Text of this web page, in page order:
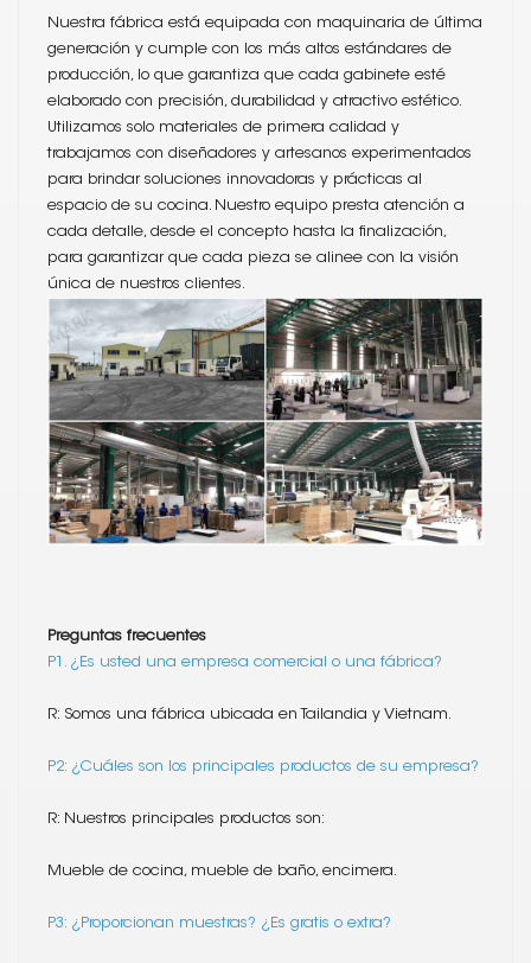
Nuestra fábrica está equipada con maquinaria de última
generación y cumple con los más altos estándares de
producción, lo que garantiza que cada gabinete esté
elaborado con precisión, durabilidad y atractivo estético.
Utilizamos solo materiales de primera calidad y
trabajamos con diseñadores y artesanos experimentados
para brindar soluciones innovadoras y prácticas al
espacio de su cocina. Nuestro equipo presta atención a
cada detalle, desde el concepto hasta la finalización,
para garantizar que cada pieza se alinee con la visión
única de nuestros clientes.
Preguntas frecuentes
P1. ¿Es usted una empresa comercial o una fábrica?
R: Somos una fábrica ubicada en Tailandia y Vietnam.
P2: ¿Cuáles son los principales productos de su empresa?
R: Nuestros principales productos son:
Mueble de cocina, mueble de baño, encimera.
P3: ¿Proporcionan muestras? ¿Es gratis o extra?